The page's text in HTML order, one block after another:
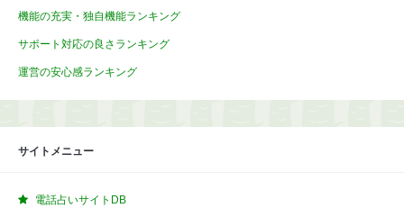
機能の充実・独自機能ランキング
サポート対応の良さランキング
運営の安心感ランキング
サイトメニュー
電話占いサイトDB